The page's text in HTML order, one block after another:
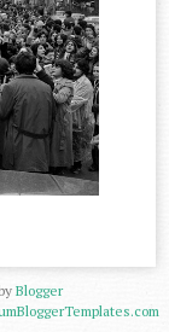
Blogger